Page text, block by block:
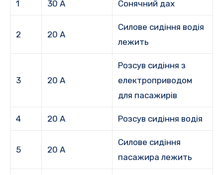
1 30 А Сонячний дах
2 20 А
Силове сидіння водія
лежить
3 20 А
Розсув сидіння з
електроприводом
для пасажирів
4 20 А Розсув сидіння водія
5 20 А
Силове сидіння
пасажира лежить